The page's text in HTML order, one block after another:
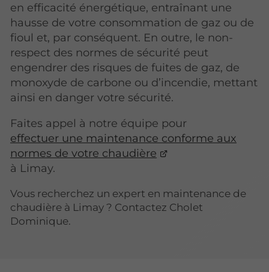
en efficacité énergétique, entraînant une
hausse de votre consommation de gaz ou de
fioul et, par conséquent. En outre, le non-
respect des normes de sécurité peut
engendrer des risques de fuites de gaz, de
monoxyde de carbone ou d’incendie, mettant
ainsi en danger votre sécurité.
Faites appel à notre équipe pour
effectuer une maintenance conforme aux
normes de votre chaudière
à Limay.
Vous recherchez un expert en maintenance de
chaudière à Limay ? Contactez Cholet
Dominique.